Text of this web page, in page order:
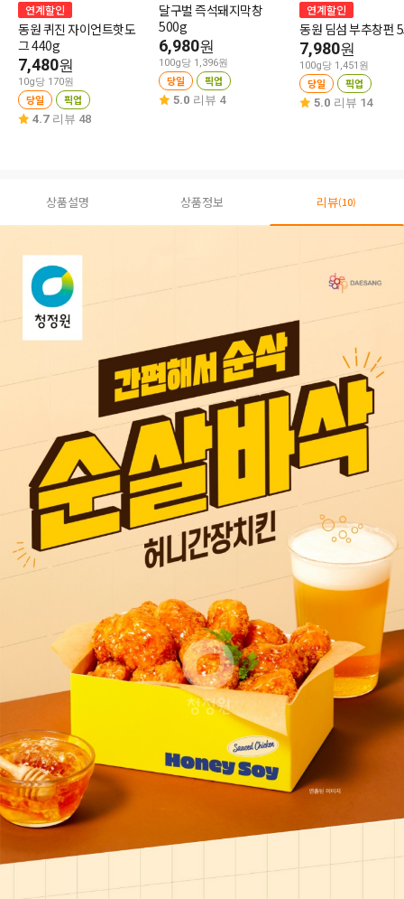
연계할인
동원 퀴진 자이언트핫도
그 440g
7,480원
10g당 170원
당일 픽업
4.7 리뷰 48
달구벌 즉석돼지막창
500g
6,980원
100g당 1,396원
당일 픽업
5.0 리뷰 4
연계할인
동원 딤섬 부추창펀
7,980원
100g당 1,451원
당일 픽업
5.0 리뷰 14
상품설명 상품정보 리뷰(10)